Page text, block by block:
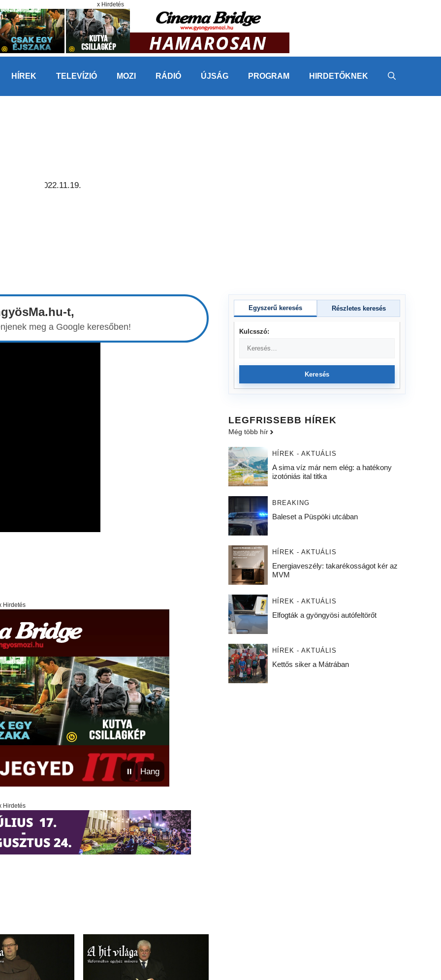
x Hirdetés
HÍREK TELEVÍZIÓ MOZI RÁDIÓ ÚJSÁG PROGRAM HIRDETŐKNEK
t,
meg a Google keresőben!
Hirdetés
⏸ Hang
Hirdetés
Egyszerű keresés Részletes keresés
Kulcsszó:
Keresés
LEGFRISSEBB HÍREK
Még több hír
HÍREK - AKTUÁLIS
A sima víz már nem elég: a hatékony
izotóniás ital titka
BREAKING
Baleset a Püspöki utcában
HÍREK - AKTUÁLIS
Energiaveszély: takarékosságot kér az
MVM
HÍREK - AKTUÁLIS
Elfogták a gyöngyösi autófeltörőt
HÍREK - AKTUÁLIS
Kettős siker a Mátrában